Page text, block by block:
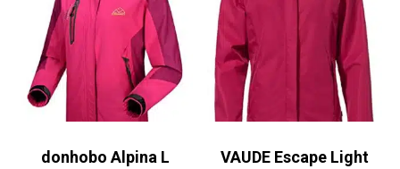
donhobo Alpina L
VAUDE Escape Light